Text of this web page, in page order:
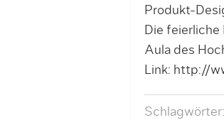
Produkt-
Die
Aula des
Link: http://
Schlagwörter: